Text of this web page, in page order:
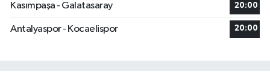
Kasımpaşa - Galatasaray 20:00
Antalyaspor - Kocaelispor 20:00